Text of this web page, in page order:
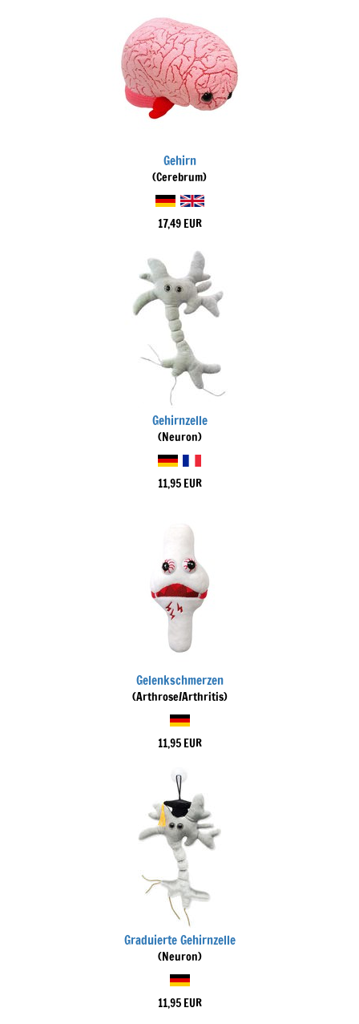
Gehirn
(Cerebrum)
17,49 EUR
Gehirnzelle
(Neuron)
11,95 EUR
Gelenkschmerzen
(Arthrose/Arthritis)
11,95 EUR
Graduierte Gehirnzelle
(Neuron)
11,95 EUR